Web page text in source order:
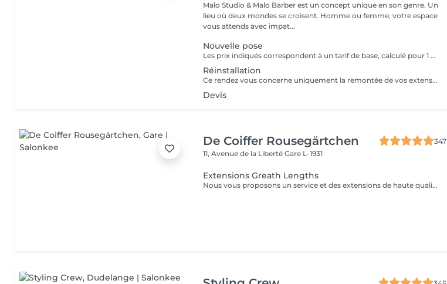
Malo Studio & Malo Barber est un concept unique en son genre. Un
lieu où deux mondes se croisent. Homme ou femme, votre espace
vous attends avec impat...
Nouvelle pose
Les prix indiqués correspondent à un tarif de base, calculé pour 1 rangée avec 2 mèches, soit le minimum pour un apport de volume uniquement. Un diagnostic personnalisé est réalisé avant chaque prestation. Le tarif final varie en fonction : - de la densité de vos cheveux, -de leur longueur, -du nombre de rangées nécessaires -du résultat souhaité.
Réinstallation
Ce rendez vous concerne uniquement la remontée de vos extensions déjà posées. Aucune nouvelle installation incluse, pour une pose complète ou de nouveaux cheveux, merci de réserver le service "nouvelle pose"
Devis
De Coiffer Rousegärtchen
347
11, Avenue de la LibertéGare L-1931
Extensions Greath Lengths
Nous vous proposons un service et des extensions de haute qualité, en collaborant avec la marque exclusive Great Lengths! En cas de questions veuillez appeler au +352 26 35 02 89 Devis gratuit!